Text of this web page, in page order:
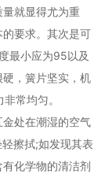
就显得尤为重
要求。其次是可
最小应为95以及
，簧片坚实，机
常均匀。
处在潮湿的空气
擦拭;如发现其表
化学物的清洁剂